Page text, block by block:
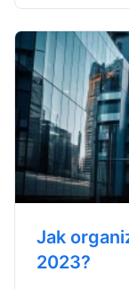
Jak
2023?